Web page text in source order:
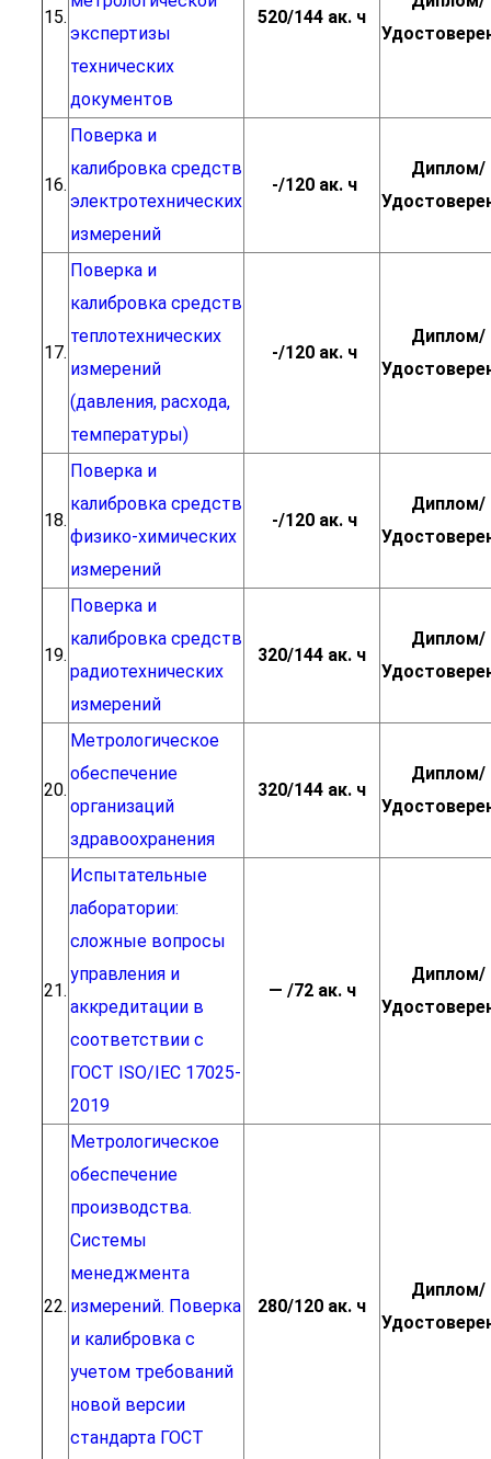
15.
экспертизы
технических
документов
520/144 ак. ч
16.
Поверка и
калибровка средств
электротехнических
измерений
-/120 ак. ч
Диплом/
17.
Поверка и
калибровка средств
теплотехнических
измерений
(давления, расхода,
температуры)
-/120 ак. ч
Диплом/
18.
Поверка и
калибровка средств
физико-химических
измерений
-/120 ак. ч
Диплом/
19.
Поверка и
калибровка средств
радиотехнических
измерений
320/144 ак. ч
Диплом/
20.
Метрологическое
обеспечение
организаций
здравоохранения
320/144 ак. ч
Диплом/
21.
Испытательные
лаборатории:
сложные вопросы
управления и
аккредитации в
соответствии с
ГОСТ ISO/IEC 17025-
2019
— /72 ак. ч
Диплом/
22.
Метрологическое
обеспечение
производства.
Системы
менеджмента
измерений. Поверка
и калибровка с
учетом требований
новой версии
стандарта ГОСТ
280/120 ак. ч
Диплом/